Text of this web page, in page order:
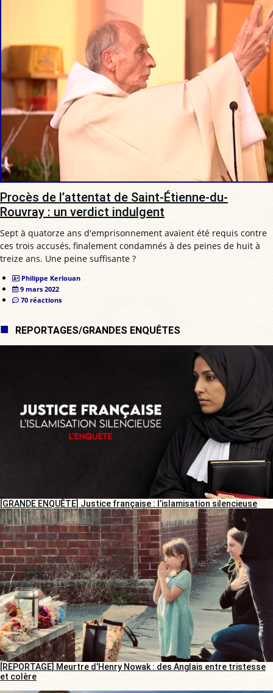
Procès de l’attentat de Saint-Étienne-du-
Rouvray : un verdict indulgent
Sept à quatorze ans d'emprisonnement avaient été requis contre
ces trois accusés, finalement condamnés à des peines de huit à
treize ans. Une peine suffisante ?
Philippe Kerlouan
9 mars 2022
70 réactions
REPORTAGES/GRANDES ENQUÊTES
[GRANDE ENQUÊTE] Justice française : l’islamisation silencieuse
[REPORTAGE] Meurtre d’Henry Nowak : des Anglais entre tristesse
et colère